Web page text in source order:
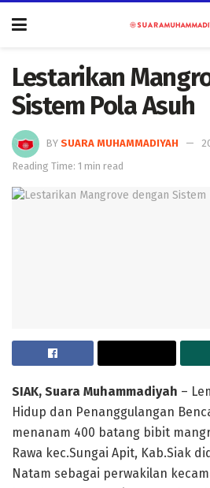
Lestarikan
Sistem Pola Asuh
BY SUARA MUHAMMADIYAH
Reading Time: 1 min read
SIAK, Suara Muhammadiyah –
Hidup dan Penanggulangan
menanam 400 batang bibit
Rawa kec.Sungai Apit, Kab.Siak
Natam sebagai perwakilan